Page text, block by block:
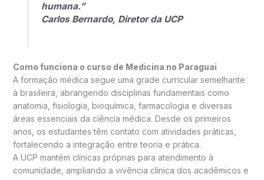
humana.”
Carlos Bernardo, Diretor da UCP
Como funciona o curso de Medicina no Paraguai
A formação médica segue uma grade curricular semelhante
à brasileira, abrangendo disciplinas fundamentais como
anatomia, fisiologia, bioquímica, farmacologia e diversas
áreas essenciais da ciência médica. Desde os primeiros
anos, os estudantes têm contato com atividades práticas,
fortalecendo a integração entre teoria e prática.
A UCP mantém clínicas próprias para atendimento à
comunidade, ampliando a vivência clínica dos acadêmicos e